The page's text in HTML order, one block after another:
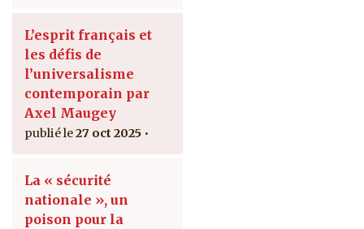
L’esprit français et
les défis de
l’universalisme
contemporain par
Axel Maugey
27 oct 2025
La « sécurité
nationale », un
poison pour la